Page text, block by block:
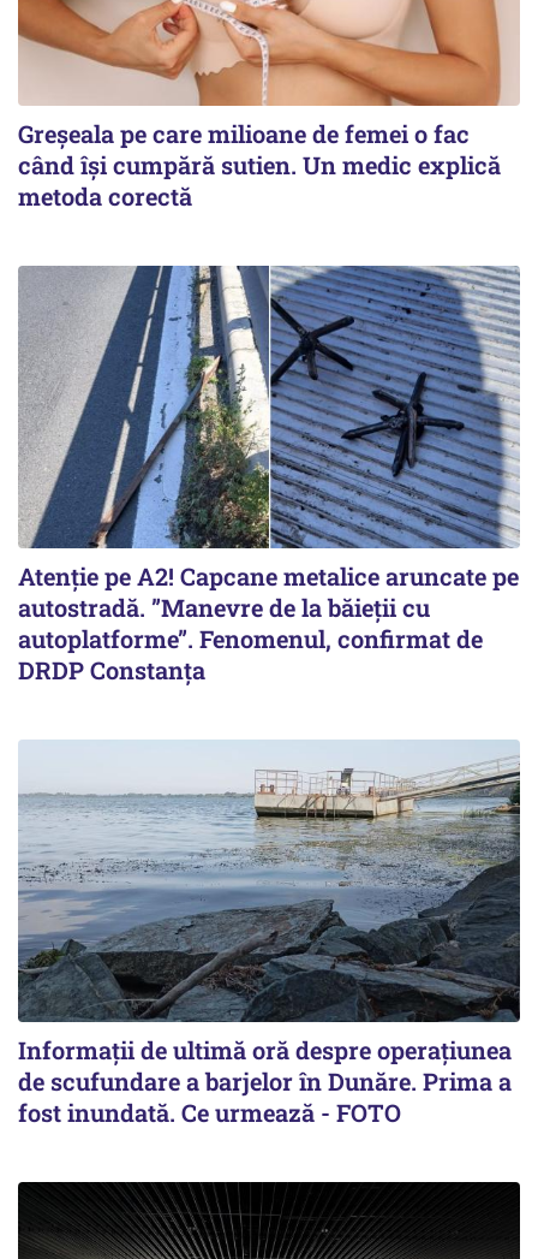
Greșeala pe care milioane de femei o fac
când își cumpără sutien. Un medic explică
metoda corectă
Atenție pe A2! Capcane metalice aruncate pe
autostradă. ”Manevre de la băieții cu
autoplatforme”. Fenomenul, confirmat de
DRDP Constanța
Informații de ultimă oră despre operațiunea
de scufundare a barjelor în Dunăre. Prima a
fost inundată. Ce urmează - FOTO